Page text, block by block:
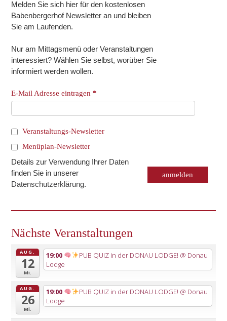
Melden Sie sich hier für den kostenlosen
Babenbergerhof Newsletter an und bleiben
Sie am Laufenden.
Nur am Mittagsmenü oder Veranstaltungen
interessiert? Wählen Sie selbst, worüber Sie
informiert werden wollen.
E-Mail Adresse eintragen*
Veranstaltungs-Newsletter
Menüplan-Newsletter
Details zur Verwendung Ihrer Daten
finden Sie in unserer
Datenschutzerklärung.
Nächste Veranstaltungen
AUG.
12
Mi.
19:00 PUB QUIZ in der DONAU LODGE! @ Donau
Lodge
AUG.
26
Mi.
19:00 PUB QUIZ in der DONAU LODGE! @ Donau
Lodge